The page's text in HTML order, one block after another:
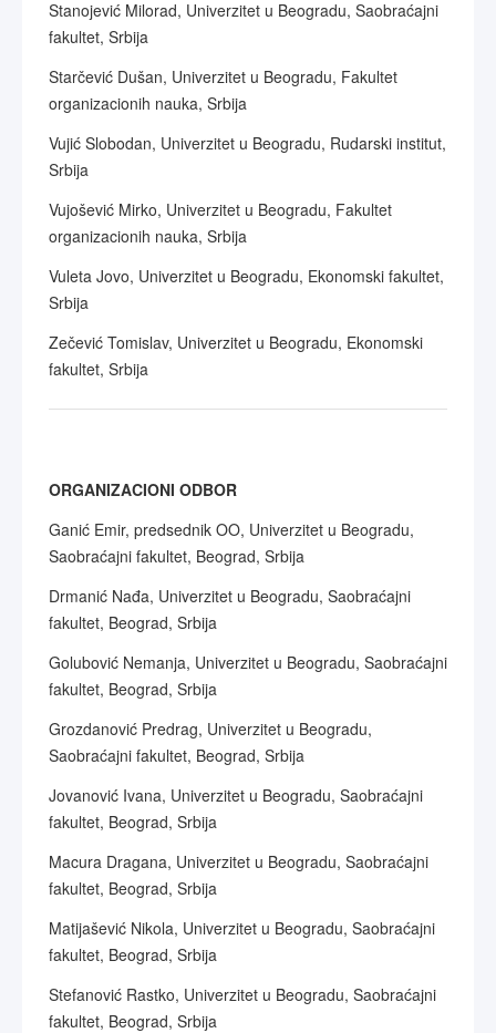
Stanojević Milorad, Univerzitet u Beogradu, Saobraćajni
fakultet, Srbija
Starčević Dušan, Univerzitet u Beogradu, Fakultet
organizacionih nauka, Srbija
Vujić Slobodan, Univerzitet u Beogradu, Rudarski institut,
Srbija
Vujošević Mirko, Univerzitet u Beogradu, Fakultet
organizacionih nauka, Srbija
Vuleta Jovo, Univerzitet u Beogradu, Ekonomski fakultet,
Srbija
Zečević Tomislav, Univerzitet u Beogradu, Ekonomski
fakultet, Srbija
ORGANIZACIONI ODBOR
Ganić Emir, predsednik OO, Univerzitet u Beogradu,
Saobraćajni fakultet, Beograd, Srbija
Drmanić Nađa, Univerzitet u Beogradu, Saobraćajni
fakultet, Beograd, Srbija
Golubović Nemanja, Univerzitet u Beogradu, Saobraćajni
fakultet, Beograd, Srbija
Grozdanović Predrag, Univerzitet u Beogradu,
Saobraćajni fakultet, Beograd, Srbija
Jovanović Ivana, Univerzitet u Beogradu, Saobraćajni
fakultet, Beograd, Srbija
Macura Dragana, Univerzitet u Beogradu, Saobraćajni
fakultet, Beograd, Srbija
Matijašević Nikola, Univerzitet u Beogradu, Saobraćajni
fakultet, Beograd, Srbija
Stefanović Rastko, Univerzitet u Beogradu, Saobraćajni
fakultet, Beograd, Srbija